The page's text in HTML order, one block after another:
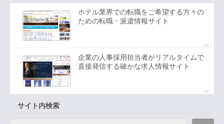
PR
ホテル業界での転職をご希望する方々の
ための転職・派遣情報サイト
PR
企業の人事採用担当者がリアルタイムで
直接発信する確かな求人情報サイト
サイト内検索